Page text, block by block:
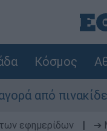
Κόσμος
εφημερίδων ➔